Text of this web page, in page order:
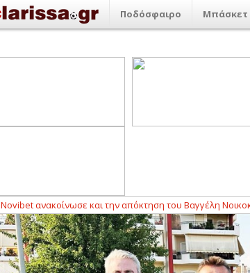
Ποδόσφαιρο Μπάσκετ
και την απόκτηση του Βαγγέλη Νοικοκυράκη